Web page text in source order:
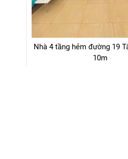
Nhà 4 tầng hẻm đường 19
10m